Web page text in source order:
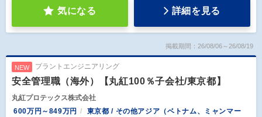
気になる 詳細を見る
掲載期間：26/08/06～26/08/19
NEW プラントエンジニアリング
安全管理職（海外）【丸紅100％子会社/東京都】
丸紅プロテックス株式会社
600万円～849万円
東京都 / その他アジア（ベトナム、ミャンマー